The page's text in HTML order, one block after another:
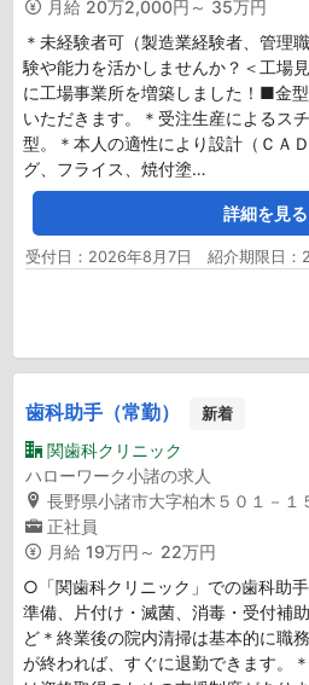
月給 20万2,000円～ 35万円
＊未経験者可（製造業経験者、管理
験や能力を活かしませんか？＜工場
に工場事業所を増築しました！■金
いただきます。＊受注生産によるス
型。＊本人の適性により設計（ＣＡ
グ、フライス、焼付塗…
詳細を見る
受付日：2026年8月7日 紹介期限日：
歯科助手（常勤） 新着
関歯科クリニック
ハローワーク小諸の求人
長野県小諸市大字柏木５０１－１
正社員
月給 19万円～ 22万円
○「関歯科クリニック」での歯科助
準備、片付け・滅菌、消毒・受付補
ど＊終業後の院内清掃は基本的に職
が終われば、すぐに退勤できます。